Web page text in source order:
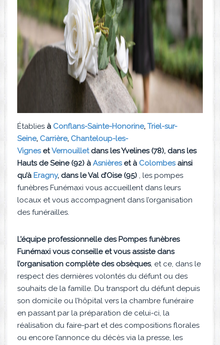
Établies à Conflans-Sainte-Honorine, Triel-sur-
Seine, Carrière, Chanteloup-les-
VignesetVernouilletdans les Yvelines (78), dans les
Hauts de Seine (92) à Asnièreset à Colombesainsi
qu’à Eragny, dans le Val d’Oise (95) , les pompes
funèbres Funémaxi vous accueillent dans leurs
locaux et vous accompagnent dans l’organisation
des funérailles.
L’équipe professionnelle des Pompes funèbres
Funémaxi vous conseille et vous assiste dans
l’organisation complète des obsèques, et ce, dans le
respect des dernières volontés du défunt ou des
souhaits de la famille. Du transport du défunt depuis
son domicile ou l’hôpital vers la chambre funéraire
en passant par la préparation de celui-ci, la
réalisation du faire-part et des compositions florales
ou encore l’annonce du décès via la presse, les